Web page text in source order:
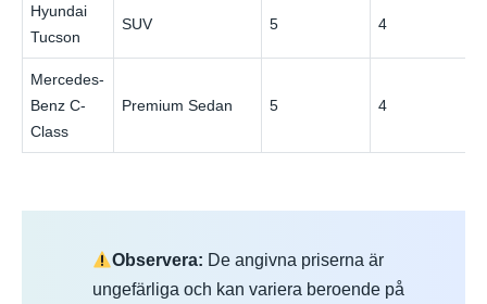
Hyundai
Tucson
SUV 5 4
Mercedes-
Benz C-
Class
Premium Sedan 5 4
Observera: De angivna priserna är
ungefärliga och kan variera beroende på